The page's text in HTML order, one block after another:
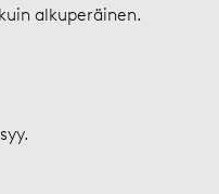
alkuperäinen.